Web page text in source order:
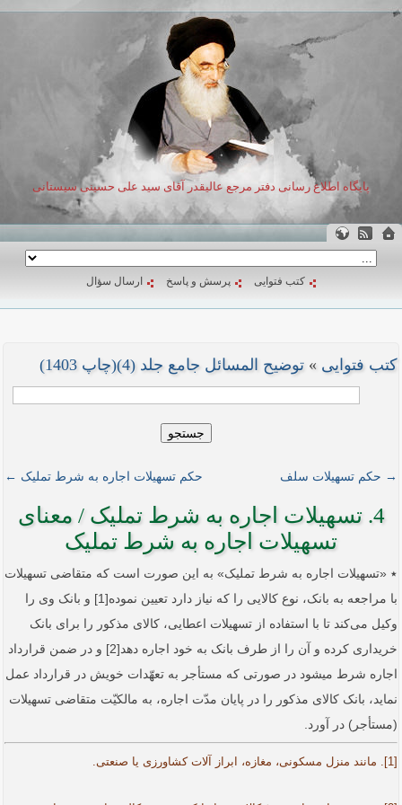
پایگاه اطلاع رسانی دفتر مرجع عالیقدر آقای سید علی حسینی سیستانی
کتب فتوایی پرسش و پاسخ ارسال سؤال
کتب فتوایی » توضیح المسائل جامع جلد (4)(چاپ 1403)
جستجو
حکم تسهیلات اجاره به شرط تملیک ← → حکم تسهیلات سلف
4. تسهیلات اجاره به شرط تملیک / معنای
تسهیلات اجاره به شرط تملیک
٭ «تسهیلات اجاره به شرط تملیک» به این صورت است که متقاضی تسهیلات
با مراجعه به بانک، نوع کالایی را که نیاز دارد تعیین نموده[1] و بانک وی را
وکیل می‌کند تا با استفاده از تسهیلات اعطایی، کالای مذکور را برای بانک
خریداری کرده و آن را از طرف بانک به خود اجاره دهد[2] و در ضمن قرارداد
اجاره شرط می­شود در صورتی که مستأجر به تعهّدات خویش در قرارداد عمل
نماید، بانک کالای مذکور را در پایان مدّت اجاره، به مالکیّت متقاضی تسهیلات
(مستأجر) در آورد.
[1]. مانند منزل مسکونی، مغازه، ابراز آلات کشاورزی یا صنعتی.